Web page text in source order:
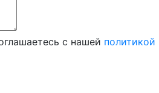
с нашей политикой